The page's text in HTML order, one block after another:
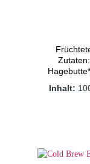
Inhalt: